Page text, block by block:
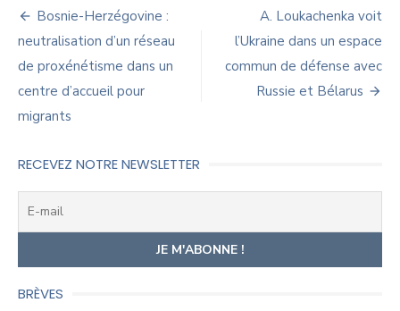
Navigation
de
l’article
Bosnie-Herzégovine :
neutralisation d’un réseau
de proxénétisme dans un
centre d’accueil pour
migrants
A. Loukachenka voit
l’Ukraine dans un espace
commun de défense avec
Russie et Bélarus
RECEVEZ NOTRE NEWSLETTER
BRÈVES